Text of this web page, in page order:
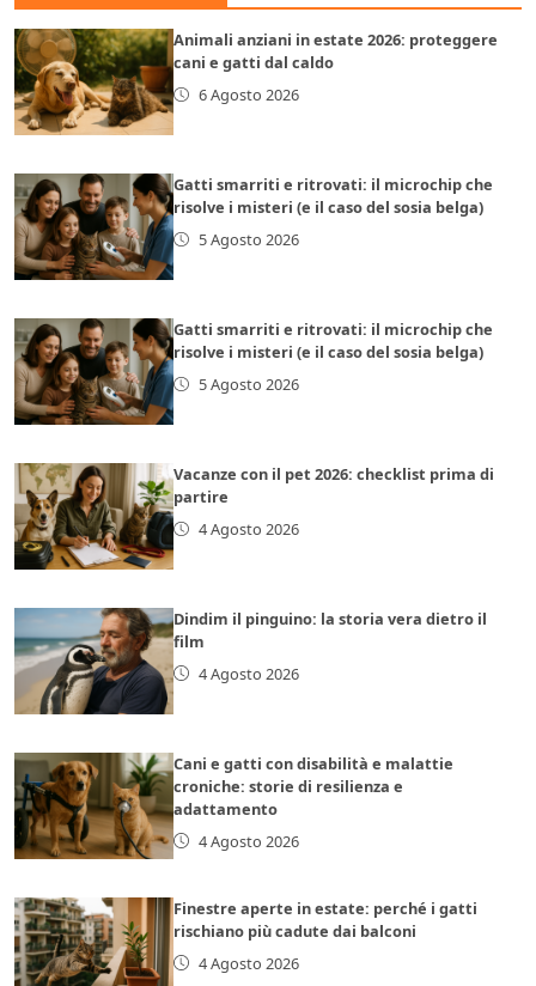
Animali anziani in estate 2026: proteggere
cani e gatti dal caldo
6 Agosto 2026
Gatti smarriti e ritrovati: il microchip che
risolve i misteri (e il caso del sosia belga)
5 Agosto 2026
Gatti smarriti e ritrovati: il microchip che
risolve i misteri (e il caso del sosia belga)
5 Agosto 2026
Vacanze con il pet 2026: checklist prima di
partire
4 Agosto 2026
Dindim il pinguino: la storia vera dietro il
film
4 Agosto 2026
Cani e gatti con disabilità e malattie
croniche: storie di resilienza e
adattamento
4 Agosto 2026
Finestre aperte in estate: perché i gatti
rischiano più cadute dai balconi
4 Agosto 2026